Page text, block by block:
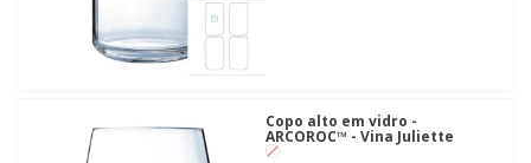
Copo alto em vidro -
ARCOROC™ - Vina Juliette